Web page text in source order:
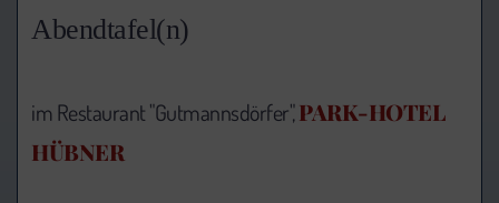
Abendtafel(n)
im Restaurant "Gutmannsdörfer",PARK-HOTEL
HÜBNER